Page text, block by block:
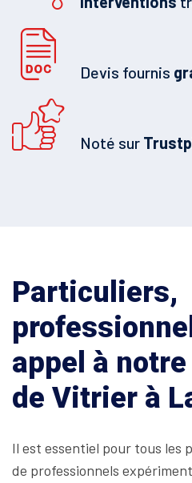
Devis fournis
Noté sur
Particuliers,
appel à
de Vitrier à
Il est essentiel pour tous les
de professionnels